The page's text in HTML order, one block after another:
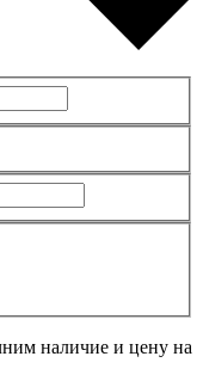
наличие и цену на